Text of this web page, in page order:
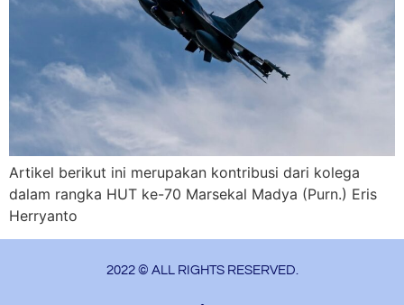
Artikel berikut ini merupakan kontribusi dari kolega
dalam rangka HUT ke-70 Marsekal Madya (Purn.) Eris
Herryanto
2022 © ALL RIGHTS RESERVED.